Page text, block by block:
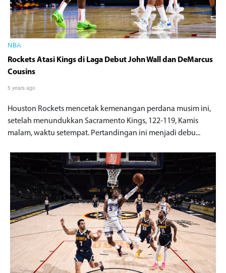
NBA
Rockets Atasi Kings di Laga Debut John Wall dan DeMarcus
Cousins
5 years ago
Houston Rockets mencetak kemenangan perdana musim ini,
setelah menundukkan Sacramento Kings, 122-119, Kamis
malam, waktu setempat. Pertandingan ini menjadi debu...